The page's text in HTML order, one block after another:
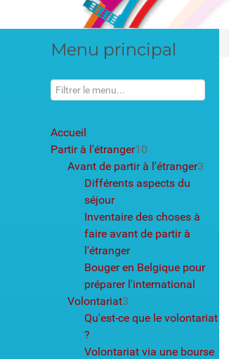
Menu principal
Accueil
Partir à l'étranger10
Avant de partir à l'étranger3
Différents aspects du
séjour
Inventaire des choses à
faire avant de partir à
l'étranger
Bouger en Belgique pour
préparer l'international
Volontariat3
Qu'est-ce que le volontariat
?
Volontariat via une bourse